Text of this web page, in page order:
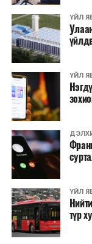
анхааруулсан
шинэ сорилт ҮЙЛ
ҮЙЛ
ҮЙЛ
түр